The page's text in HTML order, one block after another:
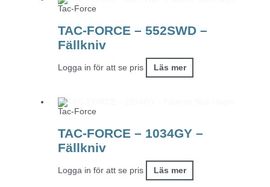
Tac-Force
TAC-FORCE – 552SWD –
Fällkniv
Logga in för att se pris Läs mer
Tac-Force
TAC-FORCE – 1034GY –
Fällkniv
Logga in för att se pris Läs mer